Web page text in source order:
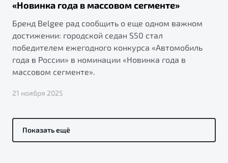
«Новинка года в массовом сегменте»
Бренд Belgee рад сообщить о еще одном важном
достижении: городской седан S50 стал
победителем ежегодного конкурса «Автомобиль
года в России» в номинации «Новинка года в
массовом сегменте».
21 ноября 2025
Показать ещё